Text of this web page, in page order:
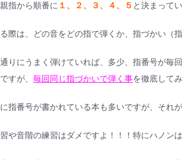
指から順番に １、２、３、４、５ と決まってい
際は、どの音をどの指で弾くか、指づかい（
りにうまく弾けていれば、多少、指番号が毎
すが、 毎回同じ指づかいで弾く事を徹底して
指番号が書かれている本も多いですが、それ
や音階の練習はダメですよ！！！特にハノン